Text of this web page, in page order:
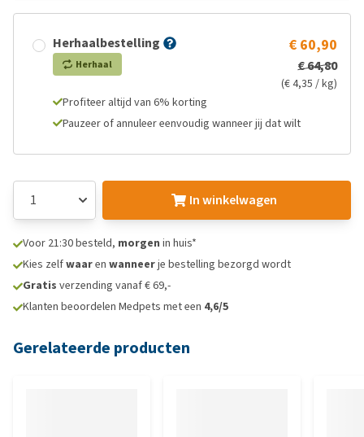
Herhaalbestelling
Herhaal
€ 60,90
€ 64,80
(€ 4,35 / kg)
Profiteer altijd van 6% korting
Pauzeer of annuleer eenvoudig wanneer jij dat wilt
In winkelwagen
Voor 21:30 besteld, morgen in huis*
Kies zelfwaaren wanneerje bestelling bezorgd wordt
Gratis verzending vanaf € 69,-
Klanten beoordelen Medpets met een 4,6/5
Gerelateerde producten